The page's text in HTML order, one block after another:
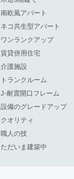
南欧風アパート
ネコ共生型アパート
ワンランクアップ
賃貸併用住宅
介護施設
トランクルーム
J-耐震開口フレーム
設備のグレードアップ
クオリティ
職人の技
ただいま建築中